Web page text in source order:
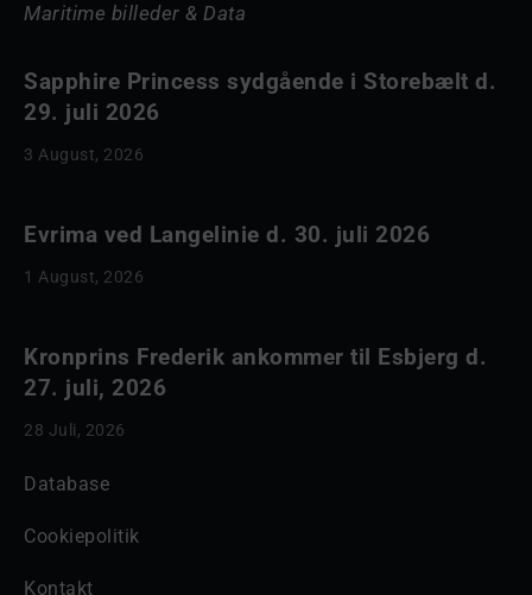
Maritime billeder & Data
Sapphire Princess sydgående i Storebælt d.
29. juli 2026
3 August, 2026
Evrima ved Langelinie d. 30. juli 2026
1 August, 2026
Kronprins Frederik ankommer til Esbjerg d.
27. juli, 2026
28 Juli, 2026
Database
Cookiepolitik
Kontakt